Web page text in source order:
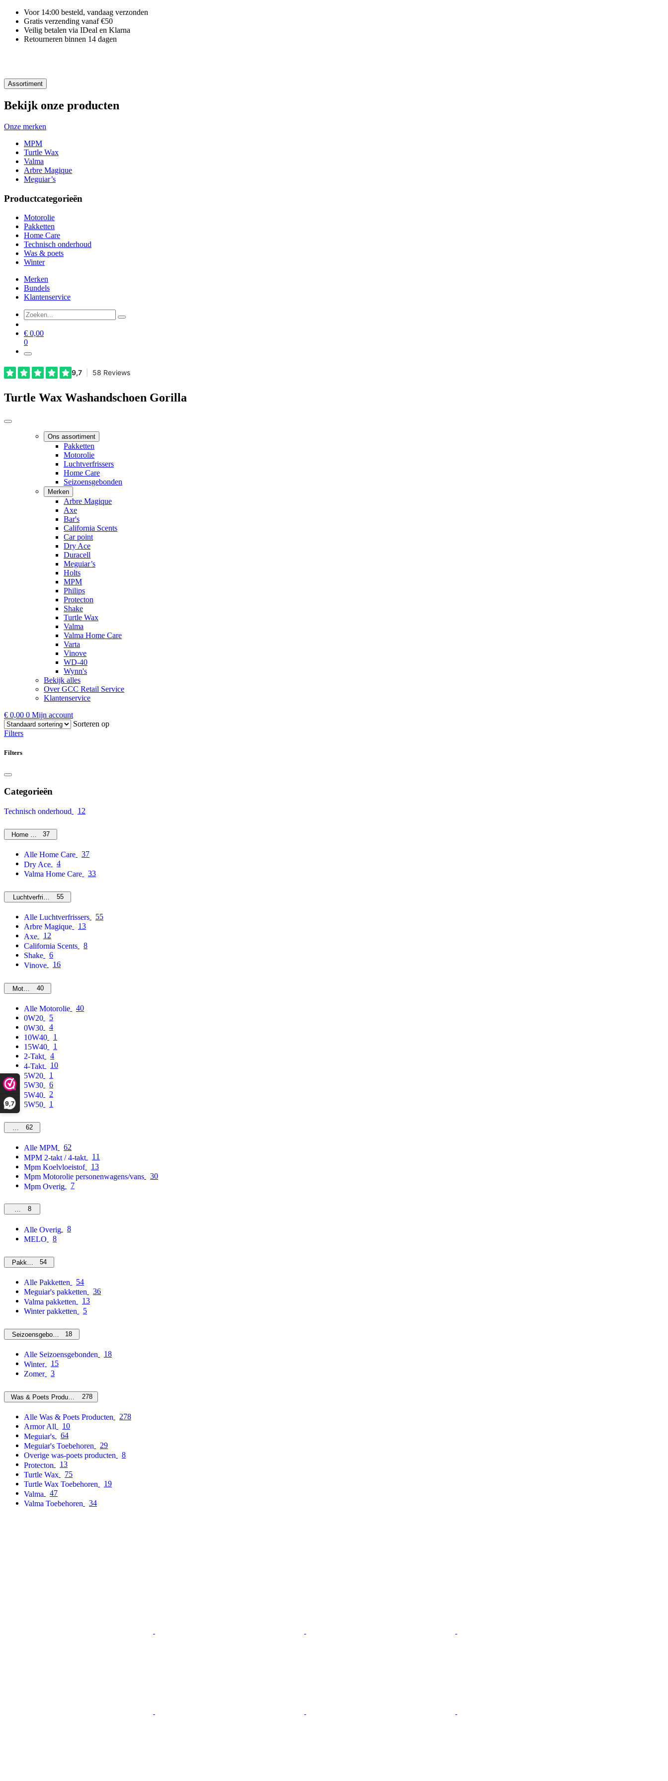
9,7
Voor 14:00 besteld, vandaag verzonden
Gratis verzending vanaf €50
Veilig betalen via IDeal en Klarna
Retourneren binnen 14 dagen
Assortiment
Bekijk onze producten
Onze merken
MPM
Turtle Wax
Valma
Arbre Magique
Meguiar’s
Productcategorieën
Motorolie
Pakketten
Home Care
Technisch onderhoud
Was & poets
Winter
Merken
Bundels
Klantenservice
€ 0,00
0
Turtle Wax Washandschoen Gorilla
Ons assortiment
Pakketten
Motorolie
Luchtverfrissers
Home Care
Seizoensgebonden
Merken
Arbre Magique
Axe
Bar's
California Scents
Car point
Dry Ace
Duracell
Meguiar’s
Holts
MPM
Philips
Protecton
Shake
Turtle Wax
Valma
Valma Home Care
Varta
Vinove
WD-40
Wynn's
Bekijk alles
Over GCC Retail Service
Klantenservice
€ 0,00 0 Mijn account
Sorteren op
Filters
Filters
Categorieën
Technisch onderhoud 12
Home Care37
Alle Home Care
37
Dry Ace
4
Valma Home Care
33
Luchtverfrissers55
Alle Luchtverfrissers
55
Arbre Magique
13
Axe
12
California Scents
8
Shake
6
Vinove
16
Motorolie40
Alle Motorolie
40
0W20
5
0W30
4
10W40
1
15W40
1
2-Takt
4
4-Takt
10
5W20
1
5W30
6
5W40
2
5W50
1
MPM62
Alle MPM
62
MPM 2-takt / 4-takt
11
Mpm Koelvloeistof
13
Mpm Motorolie personenwagens/vans
30
Mpm Overig
7
Overig
8
Alle Overig
8
MELO
8
Pakketten54
Alle Pakketten
54
Meguiar's pakketten
36
Valma pakketten
13
Winter pakketten
5
Seizoensgebonden18
Alle Seizoensgebonden
18
Winter
15
Zomer
3
Was & Poets Producten 278
Alle Was & Poets Producten
278
Armor All
10
Meguiar's
64
Meguiar's Toebehoren
29
Overige was-poets producten
8
Protecton
13
Turtle Wax
75
Turtle Wax Toebehoren
19
Valma
47
Valma Toebehoren
34